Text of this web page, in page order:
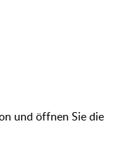
und öffnen Sie die